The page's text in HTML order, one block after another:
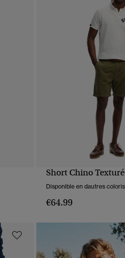
Short Chino
Disponible en dautres coloris
€64.99